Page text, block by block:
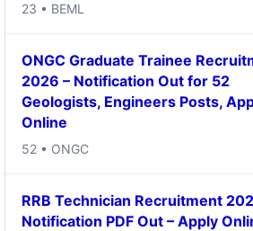
23 • BEML
ONGC Graduate Trainee
2026 – Notification Out for 52
Geologists, Engineers Posts,
Online
52 • ONGC
RRB Technician Recruitment
Notification PDF Out – Apply